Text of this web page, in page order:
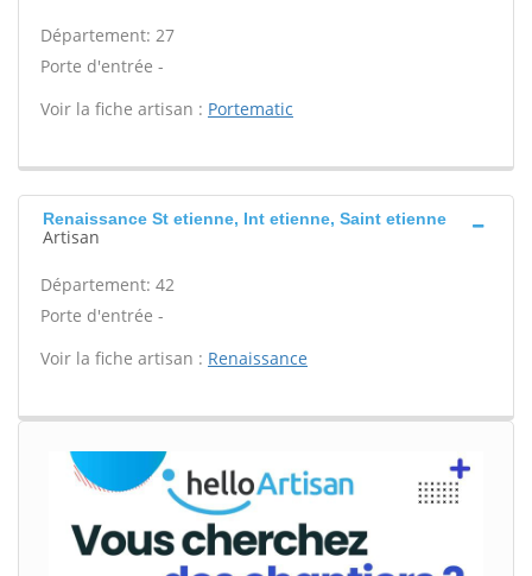
Département: 27
Porte d'entrée -
Voir la fiche artisan : Portematic
Renaissance St etienne, Int etienne, Saint etienne
Artisan
Département: 42
Porte d'entrée -
Voir la fiche artisan : Renaissance